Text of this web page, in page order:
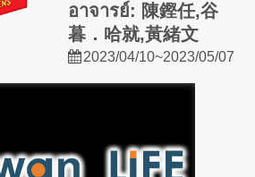
อาจารย์: 陳鏗任,谷
暮．哈就,黃緒文
2023/04/10~2023/05/07